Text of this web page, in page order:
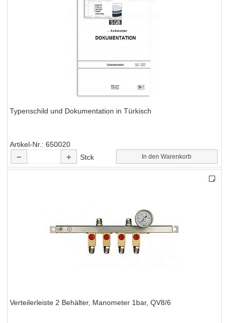
Typenschild und Dokumentation in Türkisch
Artikel-Nr. 650020
Stck
In den Warenkorb
Verteilerleiste 2 Behälter, Manometer 1bar, QV8/6